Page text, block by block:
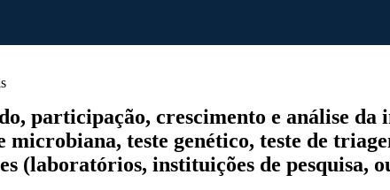
participação, crescimento e análise
microbiana, teste genético, teste de
(laboratórios, instituições de pesquisa,